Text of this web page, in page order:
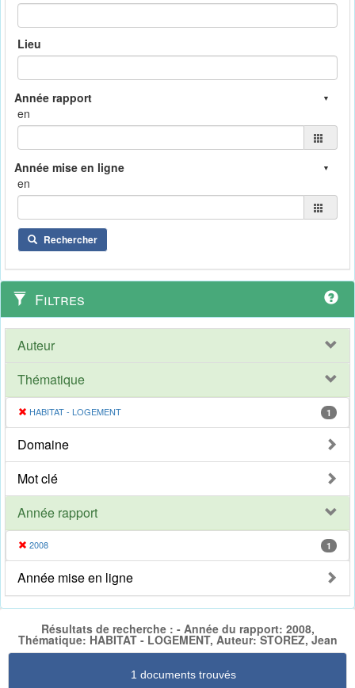
Lieu
en
en
Rechercher
Filtres
Auteur
Thématique
HABITAT - LOGEMENT 1
Domaine
Mot clé
Année rapport
2008 1
Année mise en ligne
Résultats de recherche : - Année du rapport: 2008,
Thématique: HABITAT - LOGEMENT, Auteur: STOREZ, Jean
1 documents trouvés